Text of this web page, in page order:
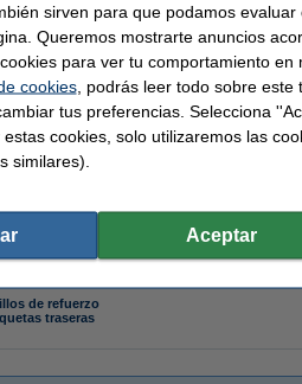
de 123tintay así ahorres costes.
del 100%. 1-2-3 ¡sin preocupaciones!
de refuerzo
traseras
sirven para que podamos
Queremos mostrarte anuncios
para ver tu comportamiento en
cookies, podrás leer todo sobre este
tus preferencias. Selecciona
cookies, solo utilizaremos las
similares).
Aceptar